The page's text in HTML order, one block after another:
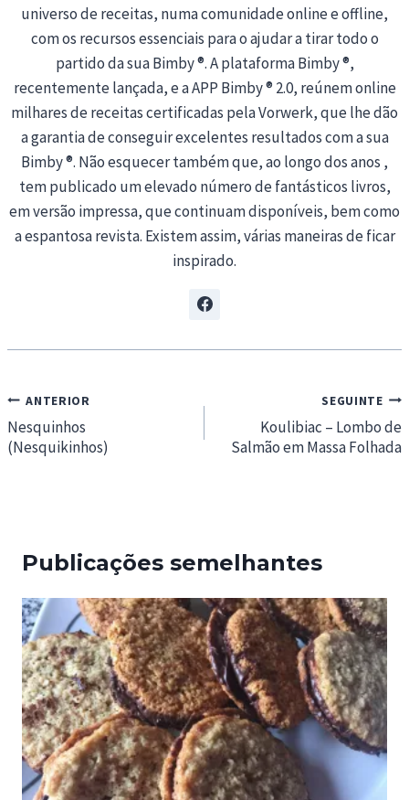
universo de receitas, numa comunidade online e offline,
com os recursos essenciais para o ajudar a tirar todo o
partido da sua Bimby ®. A plataforma Bimby ®,
recentemente lançada, e a APP Bimby ® 2.0, reúnem online
milhares de receitas certificadas pela Vorwerk, que lhe dão
a garantia de conseguir excelentes resultados com a sua
Bimby ®. Não esquecer também que, ao longo dos anos ,
tem publicado um elevado número de fantásticos livros,
em versão impressa, que continuam disponíveis, bem como
a espantosa revista. Existem assim, várias maneiras de ficar
inspirado.
Navegação
de
artigos
ANTERIOR
Nesquinhos
(Nesquikinhos)
SEGUINTE
Koulibiac – Lombo de
Salmão em Massa Folhada
Publicações semelhantes